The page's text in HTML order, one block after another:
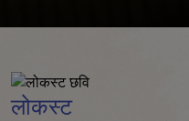
लोकस्ट